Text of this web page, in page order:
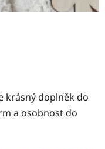
krásný doplněk do
a osobnost do